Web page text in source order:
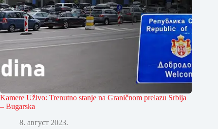
Kamere Uživo: Trenutno stanje na Graničnom prelazu Srbija
– Bugarska
8. август 2023.